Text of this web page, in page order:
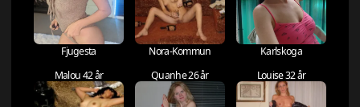
Fjugesta Nora-Kommun
Karlskoga
Malou 42 år
Quanhe 26 år Louise 32 år